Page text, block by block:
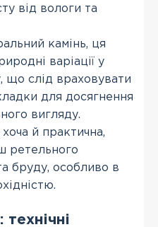
від вологи та
камінь, ця
варіації у
що слід враховувати
для досягнення
вигляду.
й практична,
ретельного
бруду, особливо в